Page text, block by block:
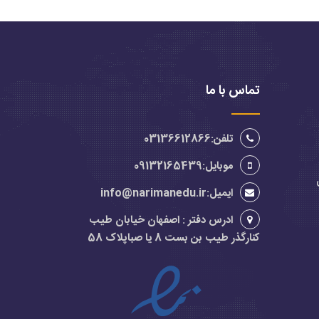
تماس با ما
تلفن:03136612866
موبایل:09132165439
ایمیل:info@narimanedu.ir
ادرس دفتر : اصفهان خیابان طیب
کنارگذر طیب بن بست 8 یا صباپلاک 58